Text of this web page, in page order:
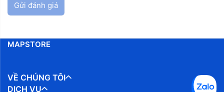
Gửi đánh giá
MAPSTORE
VỀ CHÚNG TÔI
DỊCH VỤ